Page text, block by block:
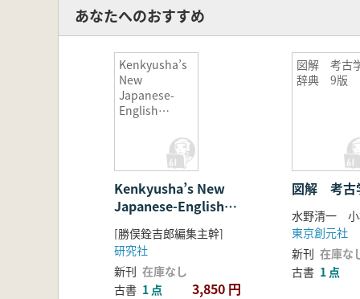
あなたへのおすすめ
Kenkyusha’s
New
Japanese-
English
研究社新和英
大辞典 第3版
Kenkyusha’s New
Japanese-English
Dictionary = 研究社新
和英大辞典 第3版
[勝俣銓吉郎編集主幹]
研究社
新刊 在庫なし
古書 1 点 3,850 円
図解 考古
辞典 9版
図解 考
東京創元社
新刊 在庫な
古書 1 点